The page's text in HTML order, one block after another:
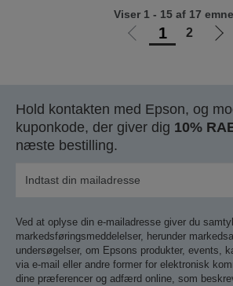
Gå
1 2
Gå
Viser 1 - 15 af 17
Hold kontakten med Epson, og
kuponkode, der giver dig 10%
næste bestilling.
Ved at oplyse din e-mailadresse giver du
markedsføringsmeddelelser, herunder
undersøgelser, om Epsons produkter, events,
via e-mail eller andre former for elektronisk
dine præferencer og adfærd online, som